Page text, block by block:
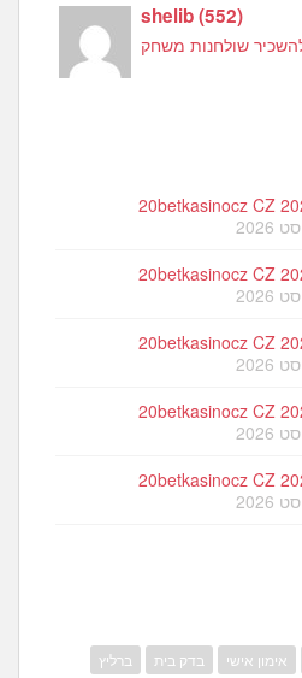
shelib(552)
שולחנות משחק
20betkasinocz CZ
20betkasinocz CZ
20betkasinocz CZ
20betkasinocz CZ
20betkasinocz CZ
אימון אישי בדק בית
ברליץ